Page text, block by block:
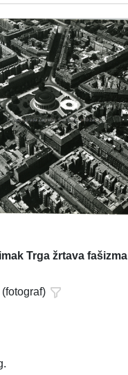
Trga žrtava fašizma
(fotograf)